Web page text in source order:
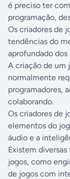
é preciso ter
programação,
Os criadores de
tendências do
aprofundado dos
A criação de um
normalmente
programadores,
colaborando.
Os criadores de
elementos do
áudio e a
Existem
jogos, como
de jogos com